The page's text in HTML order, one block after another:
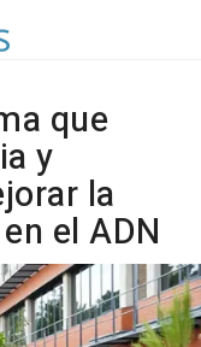
que
y
la
el ADN